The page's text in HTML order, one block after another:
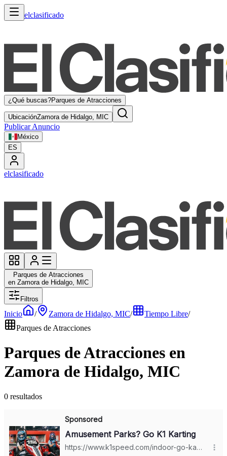
elclasificado
¿Qué buscas?Parques de Atracciones
UbicaciónZamora de Hidalgo, MIC
Publicar Anuncio
México
ES
elclasificado
Parques de Atracciones
en Zamora de Hidalgo, MIC
Filtros
Inicio / Zamora de Hidalgo, MIC/ Tiempo Libre/
Parques de Atracciones
Parques de Atracciones en
Zamora de Hidalgo, MIC
0 resultados